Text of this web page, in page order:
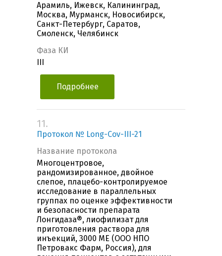
Арамиль, Ижевск, Калининград,
Москва, Мурманск, Новосибирск,
Санкт-Петербург, Саратов,
Смоленск, Челябинск
Фаза КИ
Подробнее
11.
Протокол № Long-Cov-III-21
Название протокола
Многоцентровое,
рандомизированное, двойное
слепое, плацебо-контролируемое
исследование в параллельных
группах по оценке эффективности
и безопасности препарата
Лонгидаза®, лиофилизат для
приготовления раствора для
инъекций, 3000 MЕ (ООО НПО
Петровакс Фарм, Россия), для